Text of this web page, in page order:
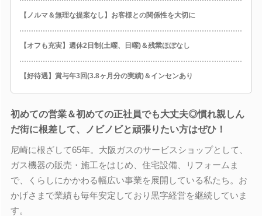
【ノルマ＆無理な提案なし】お客様との関係性を大切に
【オフも充実】週休2日制(土曜、日曜)＆残業ほぼなし
【好待遇】賞与年3回(3.8ヶ月分の実績)＆インセンあり
初めての営業＆初めての正社員でも大丈夫◎慣れ親しん
だ街に根差して、ノビノビと頑張りたい方はぜひ！
尼崎に根ざして65年。大阪ガスのサービスショップとして、
ガス機器の販売・施工をはじめ、住宅設備、リフォームま
で、くらしにかかわる幅広い事業を展開している私たち。お
かげさまで業績も毎年安定しており黒字経営を継続していま
す。